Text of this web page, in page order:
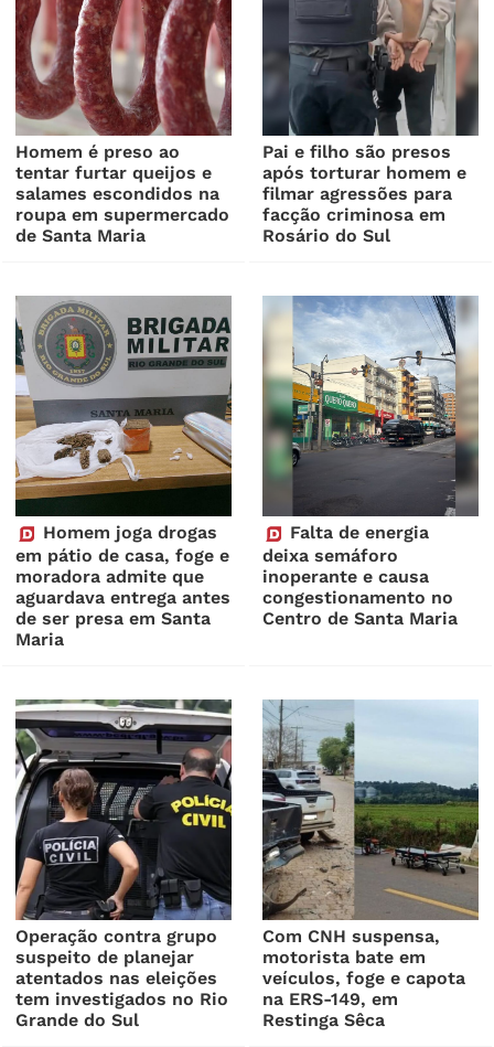
Homem é preso ao
tentar furtar queijos e
salames escondidos na
roupa em supermercado
de Santa Maria
Pai e filho são presos
após torturar homem e
filmar agressões para
facção criminosa em
Rosário do Sul
Homem joga drogas
em pátio de casa, foge e
moradora admite que
aguardava entrega antes
de ser presa em Santa
Maria
Falta de energia
deixa semáforo
inoperante e causa
congestionamento no
Centro de Santa Maria
Operação contra grupo
suspeito de planejar
atentados nas eleições
tem investigados no Rio
Grande do Sul
Com CNH suspensa,
motorista bate em
veículos, foge e capota
na ERS-149, em
Restinga Sêca